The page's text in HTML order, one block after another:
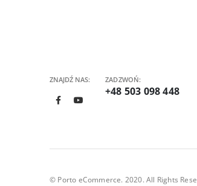
ZNAJDŹ NAS: ZADZWOŃ:
+48 503 098 448
© Porto eCommerce. 2020. All Rights